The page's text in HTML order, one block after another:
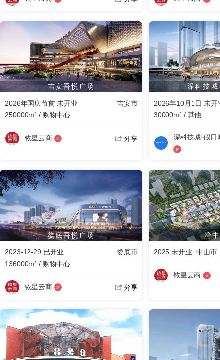
吉安吾悦广场
2026年国庆节前 未开业
吉安市
250000m² / 购物中心
铱星云商 分享
深科技城
2026年10月1日 未开
30000m² / 其他
深科技城·假日
娄底吾悦广场
2023-12-29 已开业
娄底市
136000m² / 购物中心
铱星云商 分享
湾
2025 未开业 中山市
铱星云商